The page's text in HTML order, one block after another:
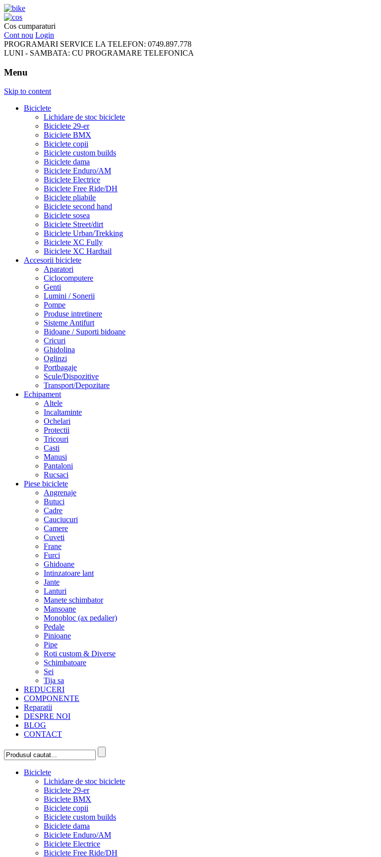
FreeRideBikes
Cos cumparaturi
Cont nou Login
PROGRAMARI SERVICE LA TELEFON: 0749.897.778
LUNI - SAMBATA: CU PROGRAMARE TELEFONICA
Menu
Skip to content
Biciclete
Lichidare de stoc biciclete
Biciclete 29-er
Biciclete BMX
Biciclete copii
Biciclete custom builds
Biciclete dama
Biciclete Enduro/AM
Biciclete Electrice
Biciclete Free Ride/DH
Biciclete pliabile
Biciclete second hand
Biciclete sosea
Biciclete Street/dirt
Biciclete Urban/Trekking
Biciclete XC Fully
Biciclete XC Hardtail
Accesorii biciclete
Aparatori
Ciclocomputere
Genti
Lumini / Sonerii
Pompe
Produse intretinere
Sisteme Antifurt
Bidoane / Suporti bidoane
Cricuri
Ghidolina
Oglinzi
Portbagaje
Scule/Dispozitive
Transport/Depozitare
Echipament
Altele
Incaltaminte
Ochelari
Protectii
Tricouri
Casti
Manusi
Pantaloni
Rucsaci
Piese biciclete
Angrenaje
Butuci
Cadre
Cauciucuri
Camere
Cuveti
Frane
Furci
Ghidoane
Intinzatoare lant
Jante
Lanturi
Manete schimbator
Mansoane
Monobloc (ax pedalier)
Pedale
Pinioane
Pipe
Roti custom & Diverse
Schimbatoare
Sei
Tija sa
REDUCERI
COMPONENTE
Reparatii
DESPRE NOI
BLOG
CONTACT
Biciclete
Lichidare de stoc biciclete
Biciclete 29-er
Biciclete BMX
Biciclete copii
Biciclete custom builds
Biciclete dama
Biciclete Enduro/AM
Biciclete Electrice
Biciclete Free Ride/DH